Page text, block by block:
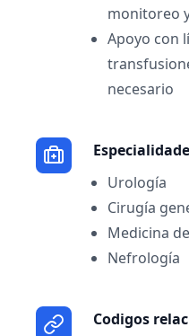
monitoreo
Apoyo con
necesario
Urología
Cirugía
Medicina
Nefrología
Codigos